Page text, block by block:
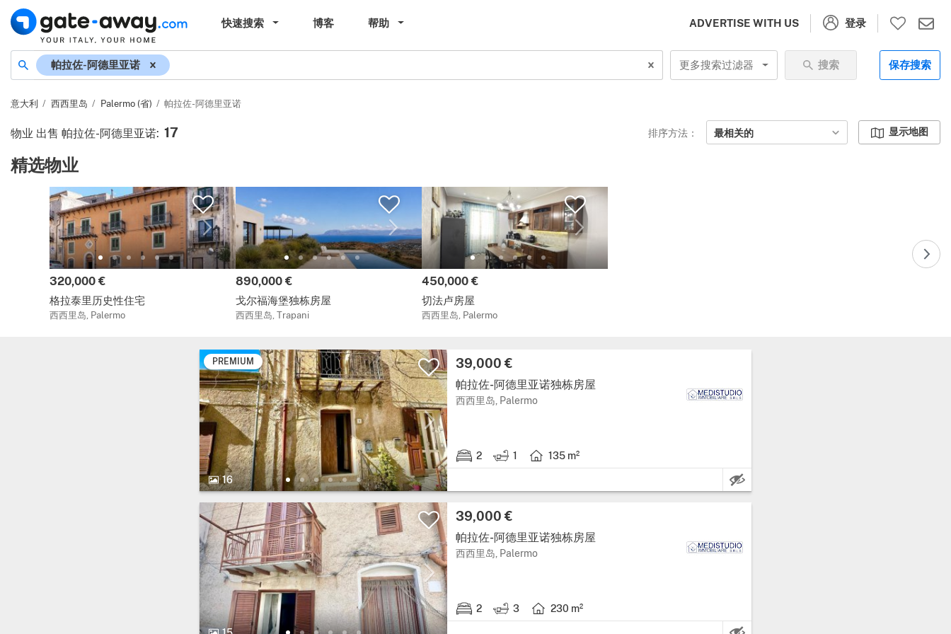
快速搜索 博客 帮助 ADVERTISE WITH US 登录
地名
帕拉佐-阿德里亚诺 更多搜索过滤器 搜索 保存搜索
意大利 西西里岛 Palermo (省) 帕拉佐-阿德里亚诺
物业 出售 帕拉佐-阿德里亚诺: 17 排序方法： 最相关的 显示地图
精选物业
价格:
320,000 €
格拉泰里历史性住宅
西西里岛, Palermo
价格:
890,000 €
戈尔福海堡独栋房屋
西西里岛, Trapani
价格:
450,000 €
切法卢房屋
西西里岛, Palermo
PREMIUM
16
16 图片.
价格:
39,000 €
帕拉佐-阿德里亚诺独栋房屋
西西里岛, Palermo大区: 西西里岛, 省: Palermo.
2
2 卧室. 1
1 浴室. 135 m²
房屋面积: 135 平方米.
价格:
39,000 €
帕拉佐-阿德里亚诺独栋房屋
西西里岛, Palermo大区: 西西里岛, 省: Palermo.
2
2 卧室. 3
3 浴室. 230 m²
房屋面积: 230 平方米.